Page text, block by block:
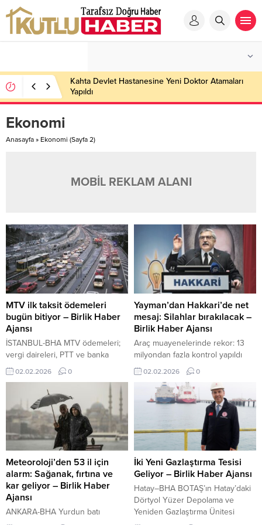
Kahta Devlet Hastanesine Yeni Doktor Atamaları
Yapıldı
Ekonomi
Anasayfa » Ekonomi (Sayfa 2)
MOBİL REKLAM ALANI
MTV ilk taksit ödemeleri
bugün bitiyor – Birlik Haber
Ajansı
İSTANBUL-BHA MTV ödemeleri;
vergi daireleri, PTT ve banka
şubelerinin yanı sıra bankaların
internet siteleri ve mobil
uygulamaları üzerinden
gerçekleştirilebiliyor. Ayrıca Dijital
Vergi Dairesi sistemi üzerinden
de ödeme yapılabiliyor. Bu işlem
için plaka, T.C. kimlik numarası ve
araç tescil tarihi bilgilerinin
girilmesi gerekiyor. Sistem, 00.10
ile 23.50 saatleri arasında hizmet
veriyor....
02.02.2026 0
Yayman’dan Hakkari’de net
mesaj: Silahlar bırakılacak –
Birlik Haber Ajansı
Araç muayenelerinde rekor: 13
milyondan fazla kontrol yapıldı
İçeriği Görüntüle HAKKARİ-BHA
Sümbül Mahallesi Mücahit Tunç
Konferans Salonu’nda
düzenlenen toplantıda konuşan
Yayman, Cumhurbaşkanı Recep
Tayyip Erdoğan’ın selamlarını
Hakkarililere iletti. Hakkari’den
yükselecek mesajın tüm
Türkiye’ye yayılacağını
vurgulayan Yayman, kentin
geçmişte şiddet ve terörle
anıldığını, bugün ise bambaşka bir
noktaya geldiğini söyledi.
02.02.2026 0
Meteoroloji’den 53 il için
alarm: Sağanak, fırtına ve
kar geliyor – Birlik Haber
Ajansı
ANKARA-BHA Yurdun batı
İki Yeni Gazlaştırma Tesisi
Geliyor – Birlik Haber Ajansı
Hatay–BHA BOTAŞ’ın Hatay’daki
Dörtyol Yüzer Depolama ve
Yeniden Gazlaştırma Ünitesi